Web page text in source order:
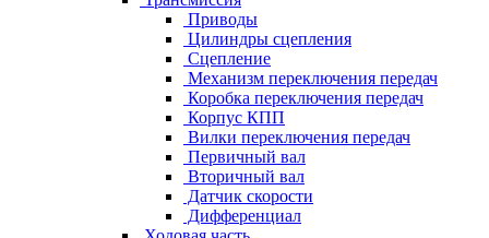
Приводы
Цилиндры сцепления
Сцепление
Механизм переключения передач
Коробка переключения передач
Корпус КПП
Вилки переключения передач
Первичный вал
Вторичный вал
Датчик скорости
Дифференциал